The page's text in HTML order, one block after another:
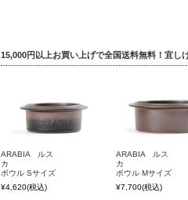
15,000円以上お買い上げで全国送料無料！宜し
ARABIA ルス
カ
ボウル Sサイズ
¥4,620(税込)
ARABIA ルス
ボウル Mサイズ
¥7,700(税込)